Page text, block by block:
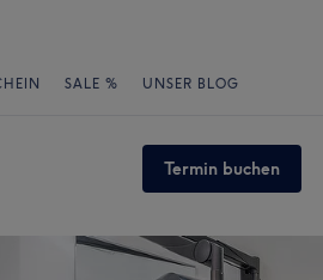
SALE % UNSER BLOG
Termin buchen